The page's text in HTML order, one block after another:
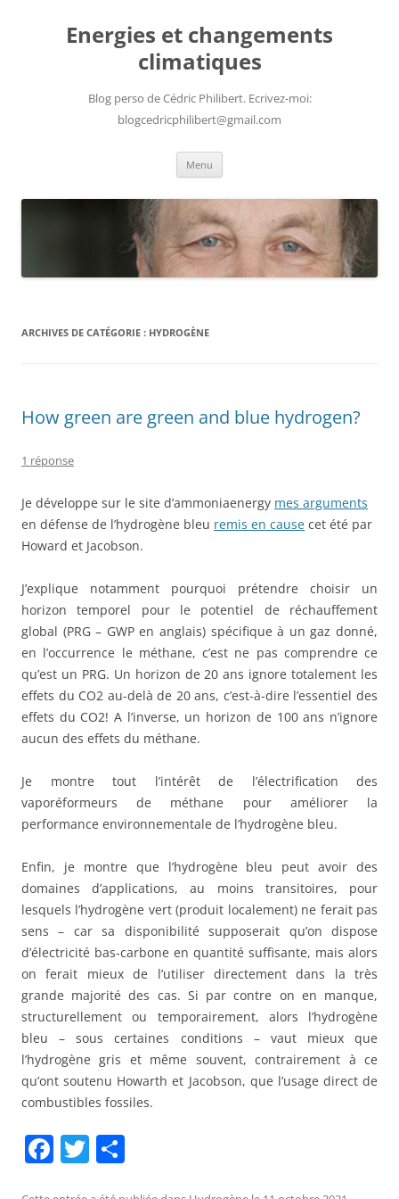
contenuEnergies et changements
climatiques
Blog perso de Cédric Philibert. Ecrivez-moi:
blogcedricphilibert@gmail.com
Menu
ARCHIVES DE CATÉGORIE : HYDROGÈNE
How green are green and blue hydrogen?
1 réponse
Je développe sur le site d’ammoniaenergy mes arguments
en défense de l’hydrogène bleu remis en cause cet été par
Howard et Jacobson.
J’explique notamment pourquoi prétendre choisir un
horizon temporel pour le potentiel de réchauffement
global (PRG – GWP en anglais) spécifique à un gaz donné,
en l’occurrence le méthane, c’est ne pas comprendre ce
qu’est un PRG. Un horizon de 20 ans ignore totalement les
effets du CO2 au-delà de 20 ans, c’est-à-dire l’essentiel des
effets du CO2! A l’inverse, un horizon de 100 ans n’ignore
aucun des effets du méthane.
Je montre tout l’intérêt de l’électrification des
vaporéformeurs de méthane pour améliorer la
performance environnementale de l’hydrogène bleu.
Enfin, je montre que l’hydrogène bleu peut avoir des
domaines d’applications, au moins transitoires, pour
lesquels l’hydrogène vert (produit localement) ne ferait pas
sens – car sa disponibilité supposerait qu’on dispose
d’électricité bas-carbone en quantité suffisante, mais alors
on ferait mieux de l’utiliser directement dans la très
grande majorité des cas. Si par contre on en manque,
structurellement ou temporairement, alors l’hydrogène
bleu – sous certaines conditions – vaut mieux que
l’hydrogène gris et même souvent, contrairement à ce
qu’ont soutenu Howarth et Jacobson, que l’usage direct de
combustibles fossiles.
F T